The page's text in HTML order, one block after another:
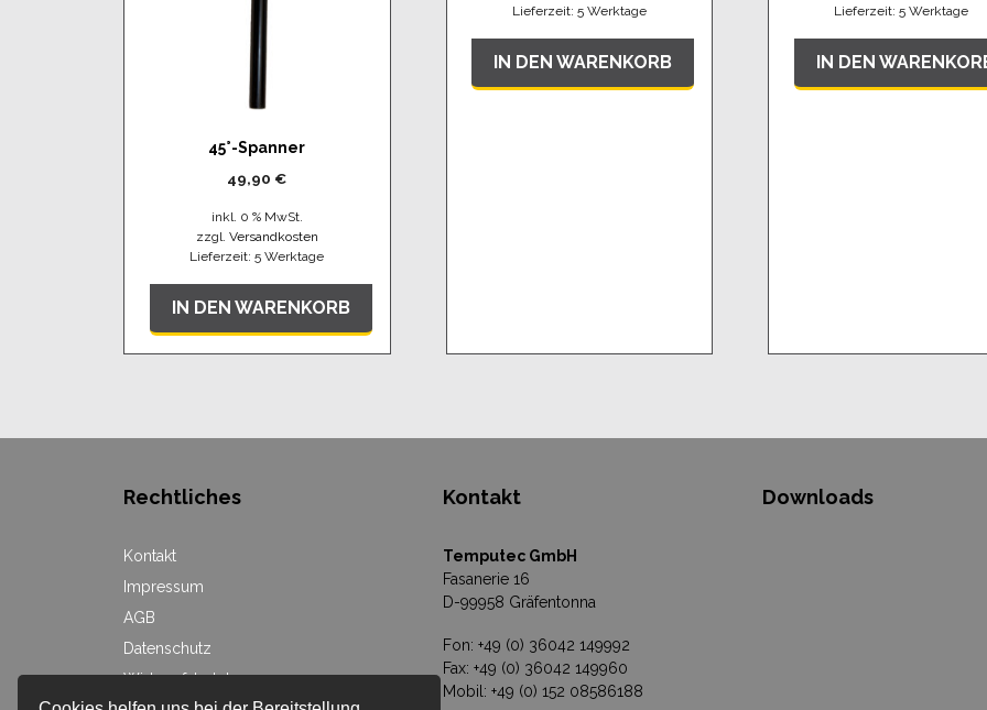
45°-Spanner
49,90 €
inkl. 0 % MwSt.
zzgl. Versandkosten
Lieferzeit:5 Werktage
IN DEN WARENKORB
Lieferzeit: 5 Werktage
IN DEN WARENKORB
Lieferzeit:5 Werktage
IN DEN
Rechtliches
Kontakt
Impressum
AGB
Datenschutz
Widerrufsbelehrung
Kontakt
Temputec GmbH
Fasanerie 16
D-99958 Gräfentonna
Fon: +49 (0) 36042 149992
Fax: +49 (0) 36042 149960
Mobil: +49 (0) 152 08586188
Downloads